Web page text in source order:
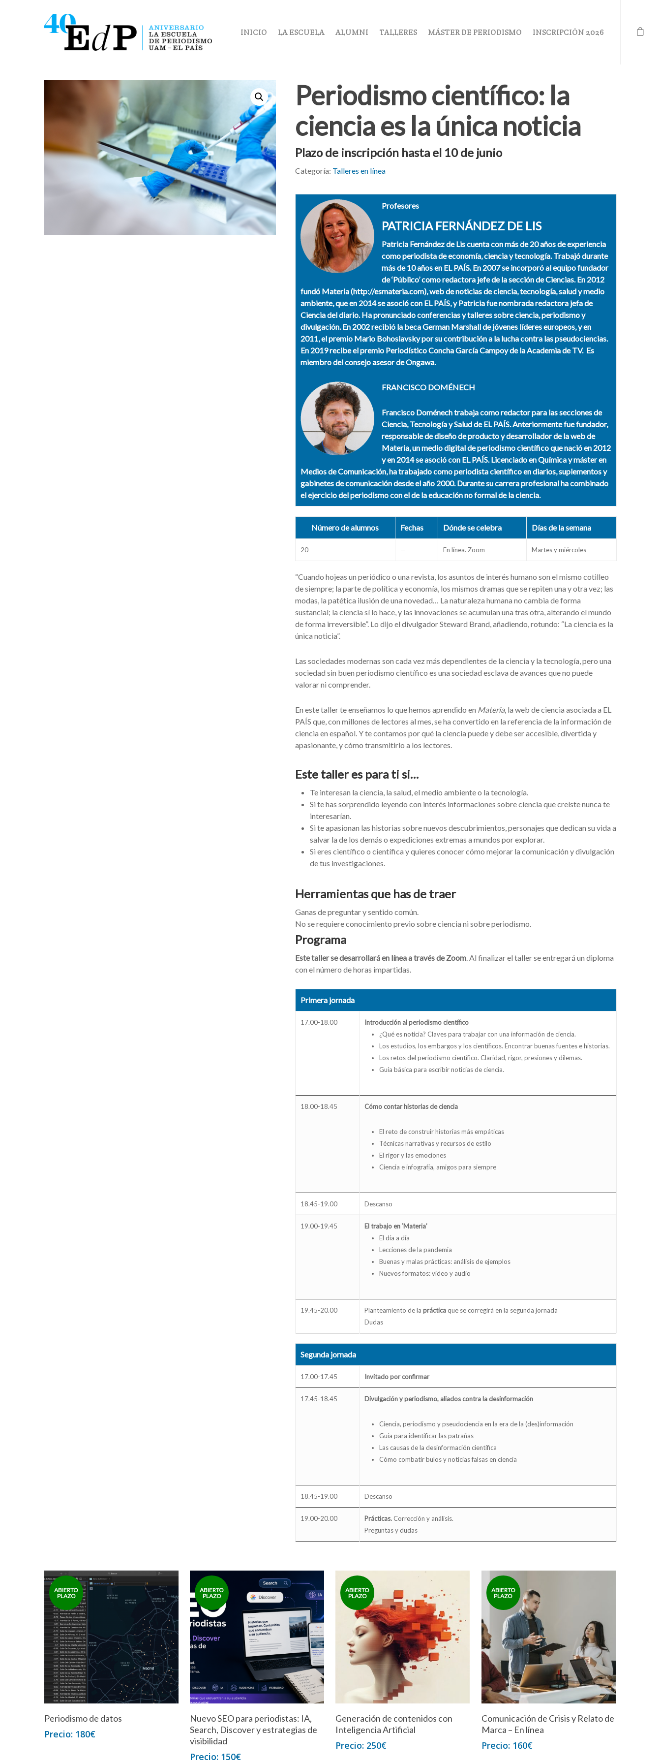
INICIO LA ESCUELA ALUMNI TALLERES MÁSTER DE PERIODISMO INSCRIPCIÓN 2026
Periodismo científico: la
ciencia es la única noticia
Plazo de inscripción hasta el 10 de junio
Categoría: Talleres en línea
Profesores
PATRICIA FERNÁNDEZ DE LIS
Patricia Fernández de Lis cuenta con más de 20 años de experiencia
como periodista de economía, ciencia y tecnología. Trabajó durante
más de 10 años en EL PAÍS. En 2007 se incorporó al equipo fundador
de ‘Público’ como redactora jefe de la sección de Ciencias. En 2012
fundó Materia (http://esmateria.com), web de noticias de ciencia, tecnología, salud y medio
ambiente, que en 2014 se asoció con EL PAÍS, y Patricia fue nombrada redactora jefa de
Ciencia del diario. Ha pronunciado conferencias y talleres sobre ciencia, periodismo y
divulgación. En 2002 recibió la beca German Marshall de jóvenes líderes europeos, y en
2011, el premio Mario Bohoslavsky por su contribución a la lucha contra las pseudociencias.
En 2019 recibe el premio Periodístico Concha García Campoy de la Academia de TV. Es
miembro del consejo asesor de Ongawa.
FRANCISCO DOMÉNECH
Francisco Doménechtrabaja como redactor para las secciones de
Ciencia, Tecnología y Salud de EL PAÍS. Anteriormente fue fundador,
responsable de diseño de producto y desarrollador de la web de
Materia, un medio digital de periodismo científico que nació en 2012
y en 2014 se asoció con EL PAÍS. Licenciado en Química y máster en
Medios de Comunicación, ha trabajado como periodista científico en diarios, suplementos y
gabinetes de comunicación desde el año 2000. Durante su carrera profesional ha combinado
el ejercicio del periodismo con el de la educación no formal de la ciencia.
Número de alumnos Fechas Dónde se celebra Días de la semana
20 — En línea. Zoom Martes y miércoles
“Cuando hojeas un periódico o una revista, los asuntos de interés humano son el mismo cotilleo
de siempre; la parte de política y economía, los mismos dramas que se repiten una y otra vez; las
modas, la patética ilusión de una novedad… La naturaleza humana no cambia de forma
sustancial; la ciencia sí lo hace, y las innovaciones se acumulan una tras otra, alterando el mundo
de forma irreversible”. Lo dijo el divulgador Steward Brand, añadiendo, rotundo: “La ciencia es la
única noticia”.
Las sociedades modernas son cada vez más dependientes de la ciencia y la tecnología, pero una
sociedad sin buen periodismo científico es una sociedad esclava de avances que no puede
valorar ni comprender.
En este taller te enseñamos lo que hemos aprendido en Materia, la web de ciencia asociada a EL
PAÍS que, con millones de lectores al mes, se ha convertido en la referencia de la información de
ciencia en español. Y te contamos por qué la ciencia puede y debe ser accesible, divertida y
apasionante, y cómo transmitirlo a los lectores.
Este taller es para ti si…
Te interesan la ciencia, la salud, el medio ambiente o la tecnología.
Si te has sorprendido leyendo con interés informaciones sobre ciencia que creíste nunca te
interesarían.
Si te apasionan las historias sobre nuevos descubrimientos, personajes que dedican su vida a
salvar la de los demás o expediciones extremas a mundos por explorar.
Si eres científico o científica y quieres conocer cómo mejorar la comunicación y divulgación
de tus investigaciones.
Herramientas que has de traer
Ganas de preguntar y sentido común.
No se requiere conocimiento previo sobre ciencia ni sobre periodismo.
Programa
Este taller se desarrollará en línea a través de Zoom. Al finalizar el taller se entregará un diploma
con el número de horas impartidas.
Primera jornada
17.00-18.00
Introducción al periodismo científico
¿Qué es noticia? Claves para trabajar con una información de ciencia.
Los estudios, los embargos y los científicos. Encontrar buenas fuentes e historias.
Los retos del periodismo científico. Claridad, rigor, presiones y dilemas.
Guía básica para escribir noticias de ciencia.
18.00-18.45 Cómo contar historias de ciencia
El reto de construir historias más empáticas
Técnicas narrativas y recursos de estilo
El rigor y las emociones
Ciencia e infografía, amigos para siempre
18.45-19.00 Descanso
19.00-19.45
El trabajo en ‘Materia’
El día a día
Lecciones de la pandemia
Buenas y malas prácticas: análisis de ejemplos
Nuevos formatos: vídeo y audio
19.45-20.00 Planteamiento de la prácticaque se corregirá en la segunda jornada
Dudas
Segunda jornada
17.00-17.45 Invitado por confirmar
17.45-18.45 Divulgación y periodismo, aliados contra la desinformación
Ciencia, periodismo y pseudociencia en la era de la (des)información
Guía para identificar las patrañas
Las causas de la desinformación científica
Cómo combatir bulos y noticias falsas en ciencia
18.45-19.00 Descanso
19.00-20.00 Prácticas.Corrección y análisis.
Preguntas y dudas
Periodismo de datos
180€
Nuevo SEO para periodistas: IA,
Search, Discover y estrategias de
visibilidad
150€
Generación de contenidos con
Inteligencia Artificial
250€
Comunicación de Crisis y Relato de
Marca – En línea
160€